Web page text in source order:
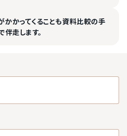
かってくることも資料比較の手
伴走します。